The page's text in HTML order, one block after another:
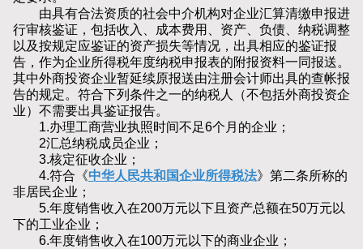
由具有合法资质的社会中介机构对企业汇算清缴申报进
行审核鉴证，包括收入、成本费用、资产、负债、纳税调整
以及按规定应鉴证的资产损失等情况，出具相应的鉴证报
告，作为企业所得税年度纳税申报表的附报资料一同报送。
其中外商投资企业暂延续原报送由注册会计师出具的查帐报
告的规定。符合下列条件之一的纳税人（不包括外商投资企
业）不需要出具鉴证报告。
1.办理工商营业执照时间不足6个月的企业；
2汇总纳税成员企业；
3.核定征收企业；
4.符合《中华人民共和国企业所得税法》第二条所称的
非居民企业；
5.年度销售收入在200万元以下且资产总额在50万元以
下的工业企业；
6.年度销售收入在100万元以下的商业企业；